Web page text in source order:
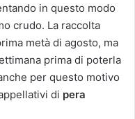
in questo modo
crudo. La raccolta
metà di agosto, ma
prima di poterla
per questo motivo
di pera